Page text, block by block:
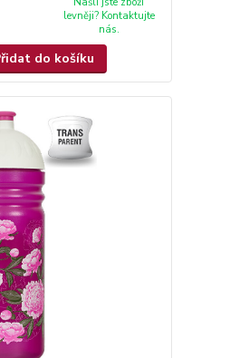
levněji? Kontaktujte
nás.
do košíku